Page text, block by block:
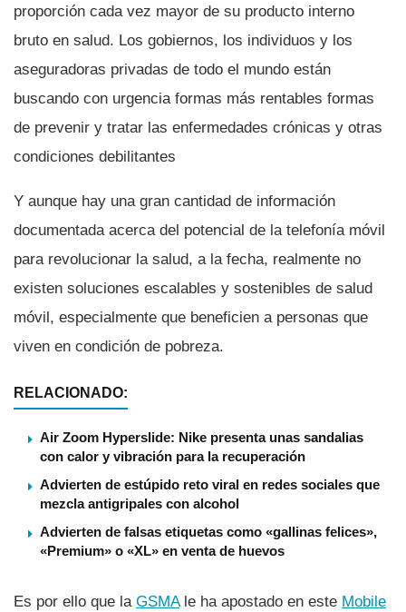
proporción cada vez mayor de su producto interno
bruto en salud. Los gobiernos, los individuos y los
aseguradoras privadas de todo el mundo están
buscando con urgencia formas más rentables formas
de prevenir y tratar las enfermedades crónicas y otras
condiciones debilitantes
Y aunque hay una gran cantidad de información
documentada acerca del potencial de la telefoní­a móvil
para revolucionar la salud, a la fecha, realmente no
existen soluciones escalables y sostenibles de salud
móvil, especialmente que beneficien a personas que
viven en condición de pobreza.
RELACIONADO:
Air Zoom Hyperslide: Nike presenta unas sandalias
con calor y vibración para la recuperación
Advierten de estúpido reto viral en redes sociales que
mezcla antigripales con alcohol
Advierten de falsas etiquetas como «gallinas felices»,
«Premium» o «XL» en venta de huevos
Es por ello que la GSMAle ha apostado en este Mobile